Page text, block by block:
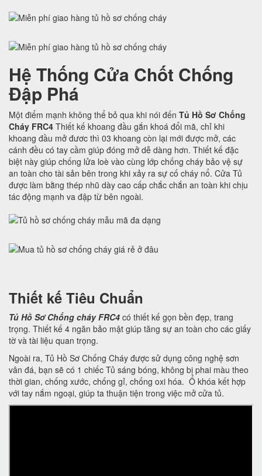
Hệ Thống Cửa Chốt Chống
Đập Phá
Một điểm mạnh không thể bỏ qua khi nói đến Tủ Hồ Sơ Chống
Cháy FRC4 Thiết kế khoang đầu gắn khoá đổi mã, chỉ khi
khoang đầu mở đươc thì 03 khoang còn lại mới được mở, các
cánh đều có tay cầm giúp đóng mở dễ dàng hơn. Thiết kế đặc
biệt này giúp chống lửa loè vào cùng lớp chống cháy bảo vệ sự
an toàn cho tài sản bên trong khi xảy ra sự cố cháy nổ. Cửa Tủ
được làm bằng thép nhũ dày cao cấp chắc chắn an toàn khi chịu
tác động mạnh va đập từ bên ngoài.
Thiết kế Tiêu Chuẩn
Tủ Hồ Sơ Chống cháy FRC4 có thiết kế gọn bền đẹp, trang
trọng. Thiết kế 4 ngăn bảo mật giúp tăng sự an toàn cho các giấy
tờ và tài liệu quan trọng.
Ngoài ra, Tủ Hồ Sơ Chống Cháy được sử dụng công nghệ sơn
vân đá, bạn sẽ có 1 chiếc Tủ sáng bóng, không bị phai màu theo
thời gian, chống xước, chống gỉ, chống oxi hóa. Ổ khóa kết hợp
với tay nắm ngoại, giúp ta thuận tiện trong việc mở cửa tủ.